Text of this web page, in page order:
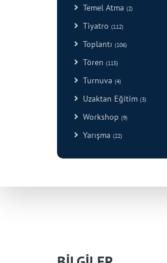
Temel Atma (2)
Tiyatro (112)
Toplantı (106)
Tören (115)
Turnuva (4)
Uzaktan Eğitim (3)
Workshop (9)
Yarışma (22)